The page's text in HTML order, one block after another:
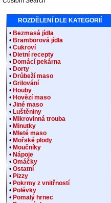
ROZDĚLENÍ DLE KATEGORIÍ
• Bezmasá jídla
• Bramborová jídla
• Cukroví
• Dietní recepty
• Domácí pekárna
• Dorty
• Drůbeží maso
• Grilování
• Houby
• Hovězí maso
• Jiné maso
• Luštěniny
• Mikrovlnná trouba
• Minutky
• Mleté maso
• Mořské plody
• Moučníky
• Nápoje
• Omáčky
• Ostatní
• Pizzy
• Pokrmy z vnitřností
• Polévky
• Pomalý hrnec